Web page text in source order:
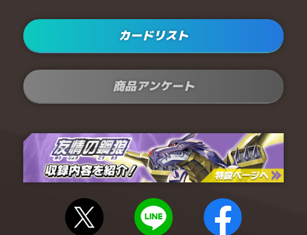
カードリスト
商品アンケート